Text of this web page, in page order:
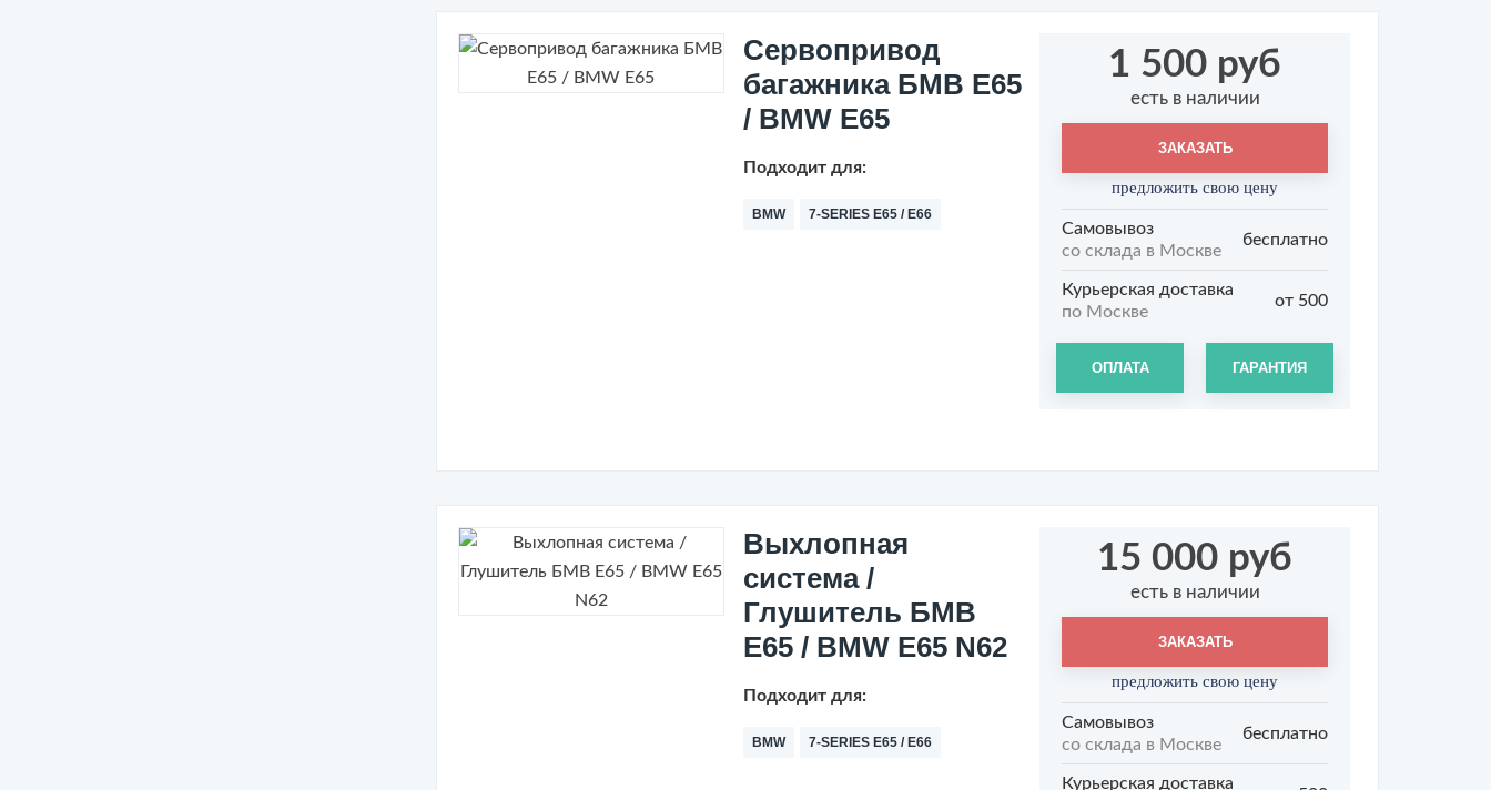
Сервопривод
багажника БМВ Е65
/ BMW E65
Подходит для:
BMW 7-SERIES E65 / E66
1 500 руб
есть в наличии
ЗАКАЗАТЬ
предложить свою цену
Самовывоз
со склада в Москве
бесплатно
Курьерская доставка
по Москве
от 500
ОПЛАТА ГАРАНТИЯ
Выхлопная
система /
Глушитель БМВ
Е65 / BMW E65 N62
Подходит для:
BMW 7-SERIES E65 / E66
15 000 руб
есть в наличии
ЗАКАЗАТЬ
предложить свою цену
Самовывоз
со склада в Москве
бесплатно
Курьерская доставка